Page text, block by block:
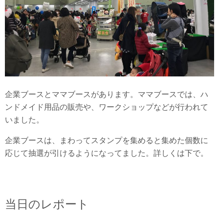
企業ブースとママブースがあります。ママブースでは、ハ
ンドメイド用品の販売や、ワークショップなどが行われて
いました。
企業ブースは、まわってスタンプを集めると集めた個数に
応じて抽選が引けるようになってました。詳しくは下で。
当日のレポート